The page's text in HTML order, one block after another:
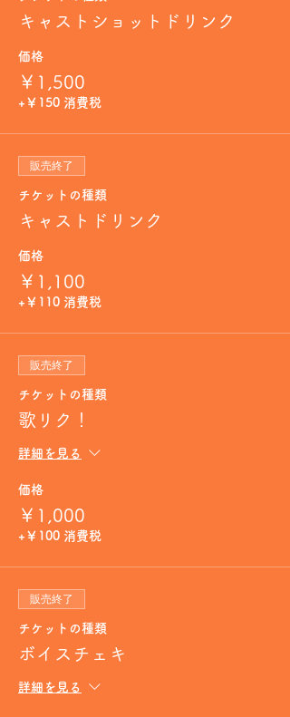
キャストショットドリンク
価格
￥1,500
+￥150 消費税
販売終了
チケットの種類
キャストドリンク
価格
￥1,100
+￥110 消費税
販売終了
チケットの種類
歌リク！
詳細を見る
価格
￥1,000
+￥100 消費税
販売終了
チケットの種類
ボイスチェキ
詳細を見る